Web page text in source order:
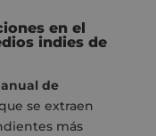
en el
indies de
de
se extraen
más